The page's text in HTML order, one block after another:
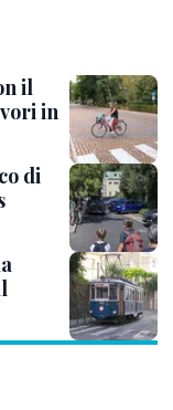
il
in
di